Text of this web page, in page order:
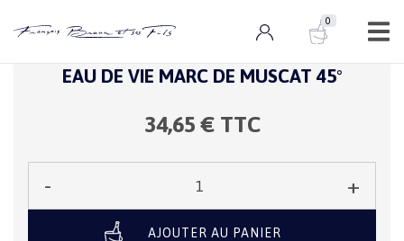
00 ARTICLE
Eaux de vie
EAU DE VIE MARC DE MUSCAT 45°
34,65 € TTC
- +
AJOUTER AU PANIER